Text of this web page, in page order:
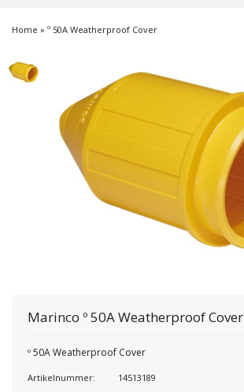
Home » º 50A Weatherproof Cover
Marinco º 50A Weatherproof Cover
º 50A Weatherproof Cover
Artikelnummer: 14513189